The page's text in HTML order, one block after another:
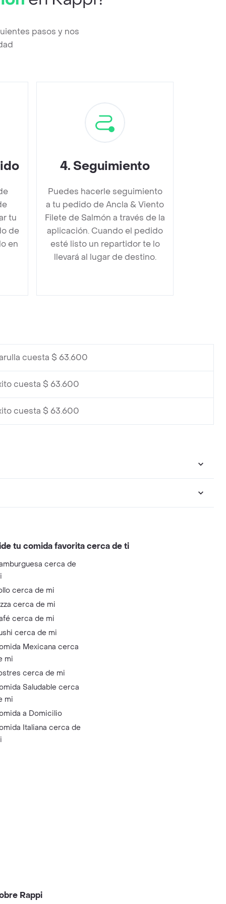
pasos y nos
tu
de
en
4. Seguimiento
Puedes hacerle seguimiento
a tu pedido de Ancla & Viento
Filete de Salmón a través de la
aplicación. Cuando el pedido
esté listo un repartidor te lo
llevará al lugar de destino.
cuesta $ 63.600
cuesta $ 63.600
cuesta $ 63.600
tu comida favorita cerca de ti
cerca de
cerca de mi
cerca de mi
cerca de mi
cerca de mi
Mexicana cerca
mi
cerca de mi
Saludable cerca
mi
a Domicilio
Italiana cerca de
Rappi